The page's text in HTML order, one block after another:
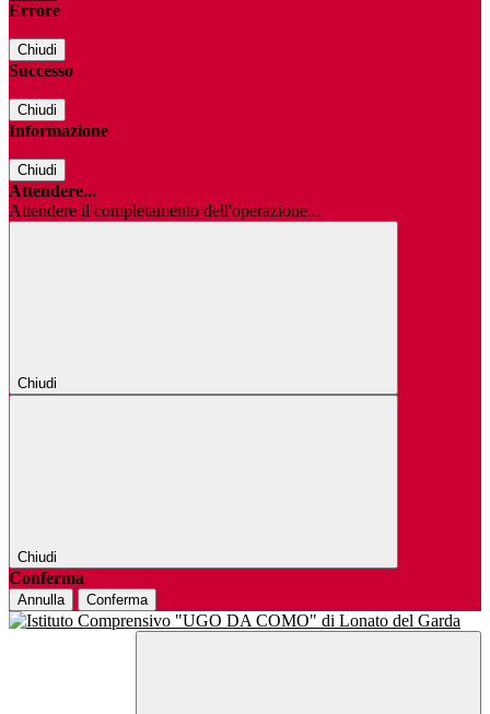
Errore
Chiudi
Successo
Chiudi
Informazione
Chiudi
Attendere...
Attendere il completamento dell'operazione...
Chiudi
Chiudi
Conferma
Annulla Conferma